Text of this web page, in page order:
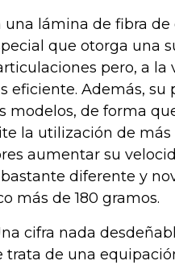
una lámina de fibra de
que otorga una
pero, a la
Además, su
modelos, de forma
la utilización de más
aumentar su
diferente y
más de 180 gramos.
cifra nada
de una